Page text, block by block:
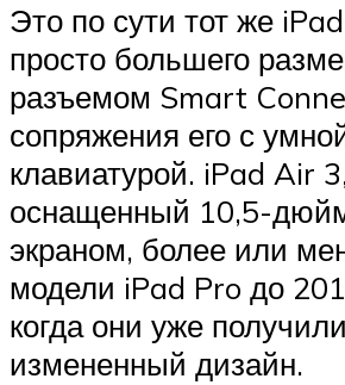
Это по сути тот же
просто большего
разъемом Smart
сопряжения его с
клавиатурой. iPad Air
оснащенный 10,5-
экраном, более или
модели iPad Pro до
когда они уже
измененный дизайн.